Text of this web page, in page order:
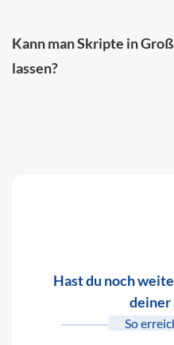
Kann man Skripte in
lassen?
Hast du noch
deiner
So